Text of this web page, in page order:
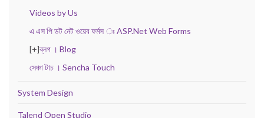
Videos by Us
এ এস পি ডট নেট ওয়েব ফর্মস ঃ ASP.Net Web Forms
[+]ব্লগ । Blog
সেঞ্চা টাচ । Sencha Touch
System Design
Talend Open Studio